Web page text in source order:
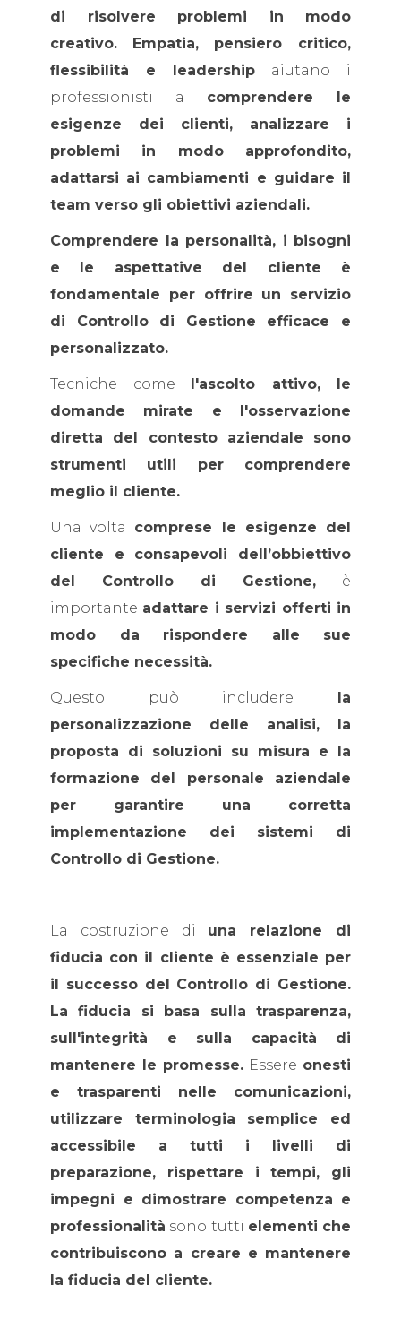
di risolvere problemi in modo
creativo.
Empatia, pensiero critico,
flessibilità e leadership aiutano i
professionisti a comprendere le
esigenze dei clienti, analizzare i
problemi in modo approfondito,
adattarsi ai cambiamenti e guidare il
team verso gli obiettivi aziendali.
Comprendere la personalità, i bisogni
e le aspettative del cliente è
fondamentale per offrire un servizio
di Controllo di Gestione efficace e
personalizzato.
Tecniche come
l'ascolto attivo, le
domande mirate e l'osservazione
diretta del contesto aziendale sono
strumenti utili per comprendere
meglio il cliente.
Una volta comprese le esigenze del
cliente e consapevoli dell’obbiettivo
del Controllo di Gestione, è
importante adattare i servizi offerti in
modo da rispondere alle sue
specifiche necessità.
Questo può includere
la
personalizzazione delle analisi, la
proposta di soluzioni su misura e la
formazione del personale aziendale
per garantire una corretta
implementazione dei sistemi di
Controllo di Gestione.
La costruzione di una relazione di
fiducia con il cliente è essenziale per
il successo del Controllo di Gestione.
La fiducia si basa sulla trasparenza,
sull'integrità e sulla capacità di
mantenere le promesse. Essere onesti
e trasparenti nelle comunicazioni,
utilizzare terminologia semplice ed
accessibile a tutti i livelli di
preparazione, rispettare i tempi, gli
impegni e dimostrare competenza e
professionalità sono tutti elementi che
contribuiscono a creare e mantenere
la fiducia del cliente.